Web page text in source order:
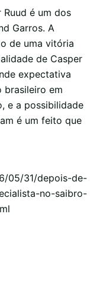
é um dos
Garros. A
de uma vitória
de Casper
expectativa
brasileiro em
e a possibilidade
é um feito que
05/31/depois-de-
no-saibro-